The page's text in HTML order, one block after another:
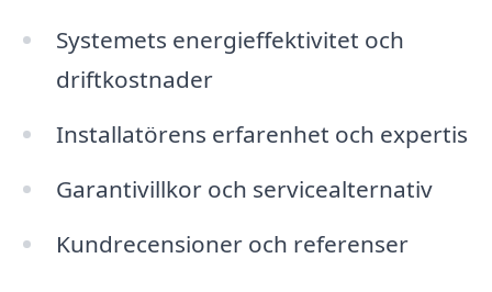
Systemets energieffektivitet och
driftkostnader
Installatörens erfarenhet och expertis
Garantivillkor och servicealternativ
Kundrecensioner och referenser